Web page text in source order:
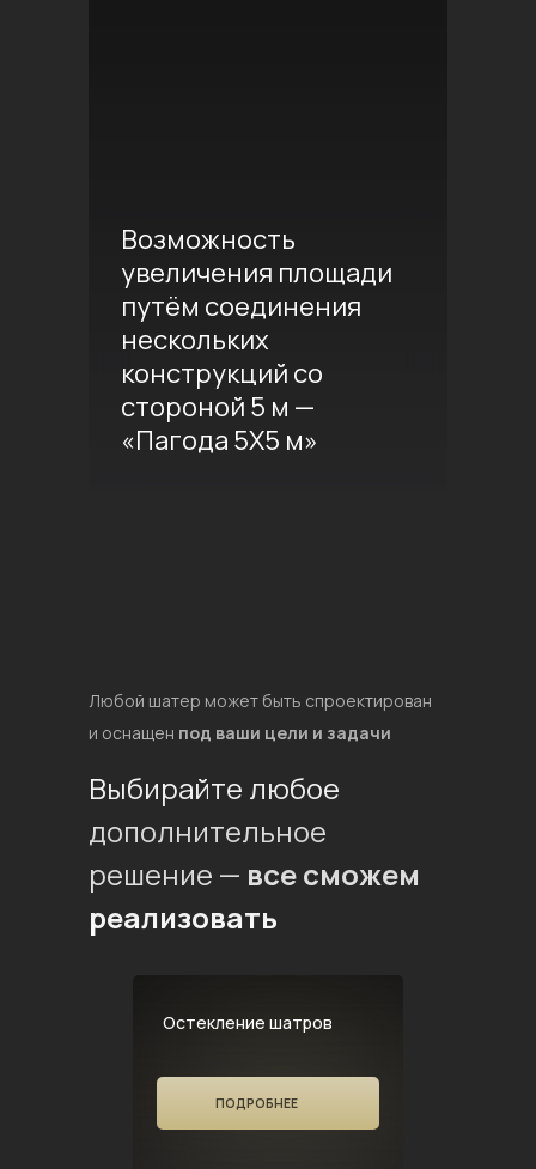
Возможность
увеличения площади
путём соединения
нескольких
конструкций со
стороной 5 м —
«Пагода 5Х5 м»
Любой шатер может быть спроектирован
и оснащен под ваши цели и задачи
Выбирайте любое
дополнительное
решение — все сможем
реализовать
Остекление шатров
ПОДРОБНЕЕ